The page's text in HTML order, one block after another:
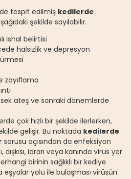
tespit edilmiş kedilerde
şekilde sayılabilir.
ishal belirtisi
halsizlik ve depresyon
zayıflama
ateş ve sonraki dönemlerde
çok hızlı bir şekilde ilerlerken,
gelişir. Bu noktada kedilerde
sorusu açısından da enfeksiyon
idrarı veya kanında virüs yer
birinin sağlıklı bir kediye
yolu ile bulaşması virüsün